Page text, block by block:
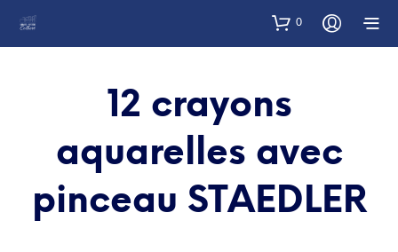
0
12 crayons
aquarelles avec
pinceau STAEDLER